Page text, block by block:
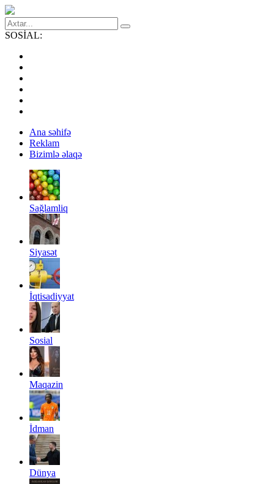
SOSİAL:
Ana səhifə
Reklam
Bizimlə əlaqə
Sağlamliq
Siyasət
İqtisadiyyat
Sosial
Maqazin
İdman
Dünya